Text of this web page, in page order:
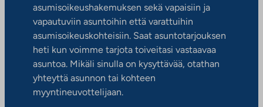
asumisoikeushakemuksen sekä vapaisiin ja
vapautuviin asuntoihin että varattuihin
asumisoikeuskohteisiin. Saat asuntotarjouksen
heti kun voimme tarjota toiveitasi vastaavaa
asuntoa. Mikäli sinulla on kysyttävää, otathan
yhteyttä asunnon tai kohteen
myyntineuvottelijaan.